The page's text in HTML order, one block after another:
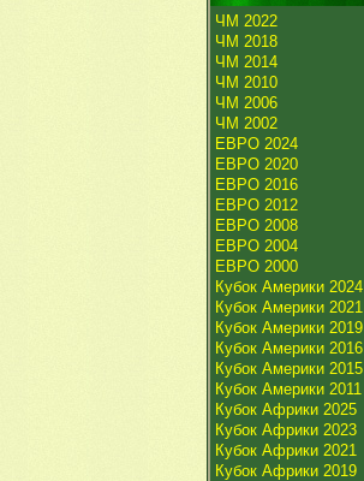
ЧМ 2022
ЧМ 2018
ЧМ 2014
ЧМ 2010
ЧМ 2006
ЧМ 2002
ЕВРО 2024
ЕВРО 2020
ЕВРО 2016
ЕВРО 2012
ЕВРО 2008
ЕВРО 2004
ЕВРО 2000
Кубок Америки 2024
Кубок Америки 2021
Кубок Америки 2019
Кубок Америки 2016
Кубок Америки 2015
Кубок Америки 2011
Кубок Африки 2025
Кубок Африки 2023
Кубок Африки 2021
Кубок Африки 2019